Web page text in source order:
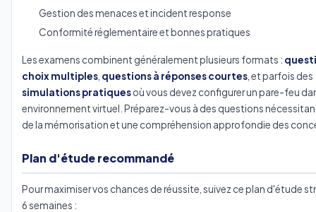
Gestion des menaces et incident response
Conformité réglementaire et bonnes pratiques
Les examens combinent généralement plusieurs formats :
choix multiples, questions à réponses courtes, et parfois des
simulations pratiquesoù vous devez configurer un pare-feu
environnement virtuel. Préparez-vous à des questions
de la mémorisation et une compréhension approfondie des
Plan d'étude recommandé
Pour maximiser vos chances de réussite, suivez ce plan d'étude
6 semaines :